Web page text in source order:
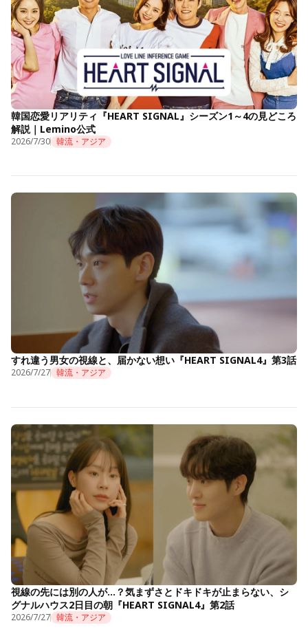
韓国恋愛リアリティ『HEART SIGNAL』シーズン1～4の見どころ
解説｜Lemino公式
2026/7/30 韓流・アジア
すれ違う男女の視線と、届かない想い『HEART SIGNAL4』第3話
2026/7/27 韓流・アジア
視線の先には別の人が…？気まずさとドキドキが止まらない、シ
グナルハウス2日目の朝『HEART SIGNAL4』第2話
2026/7/27 韓流・アジア